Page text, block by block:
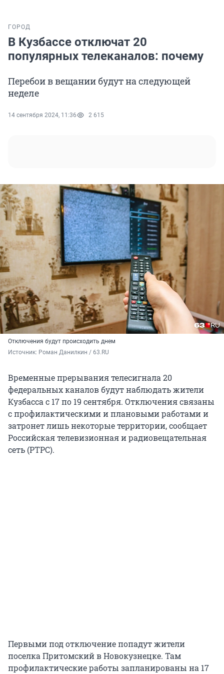
ГОРОД
В Кузбассе отключат 20
популярных телеканалов: почему
Перебои в вещании будут на следующей
неделе
14 сентября 2024, 11:36 2 615
Отключения будут происходить днем
Источник: Роман Данилкин / 63.RU
Временные прерывания телесигнала 20
федеральных каналов будут наблюдать жители
Кузбасса с 17 по 19 сентября. Отключения связаны
с профилактическими и плановыми работами и
затронет лишь некоторые территории, сообщает
Российская телевизионная и радиовещательная
сеть (РТРС).
Первыми под отключение попадут жители
поселка Притомский в Новокузнецке. Там
профилактические работы запланированы на 17